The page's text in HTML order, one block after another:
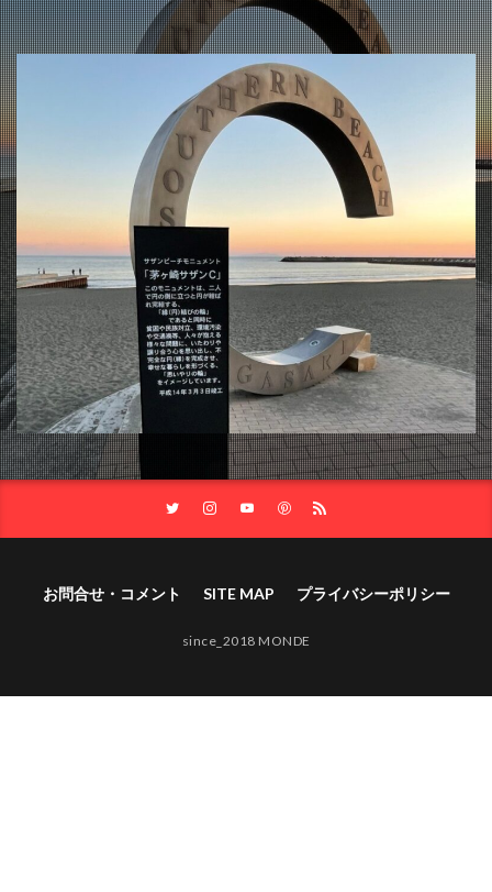
お問合せ・コメント SITE MAP プライバシーポリシー
since_2018 MONDE